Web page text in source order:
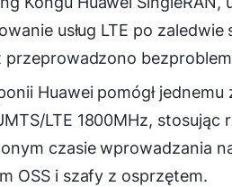
usług LTE po
przeprowadzono
Huawei pomógł
LTE 1800MHz,
czasie wprowadzania
OSS i szafy z osprzętem.